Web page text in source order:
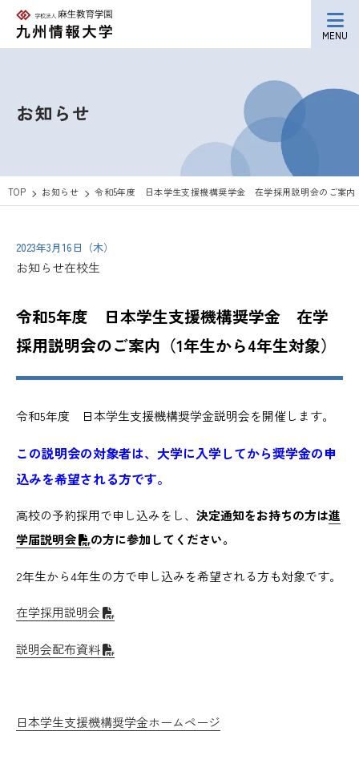
MENU
お知らせ
TOP お知らせ 令和5年度 日本学生支援機構奨学金 在学採用説明会のご案内
2023年3月16日（木）
お知らせ在校生
令和5年度 日本学生支援機構奨学金 在学
採用説明会のご案内（1年生から4年生対象）
令和5年度 日本学生支援機構奨学金説明会を開催します。
この説明会の対象者は、大学に入学してから奨学金の申
込みを希望される方です。
高校の予約採用で申し込みをし、 決定通知をお持ちの方は進
学届説明会
の方に参加してください。
2年生から4年生の方で申し込みを希望される方も対象です。
在学採用説明会
説明会配布資料
日本学生支援機構奨学金ホームページ